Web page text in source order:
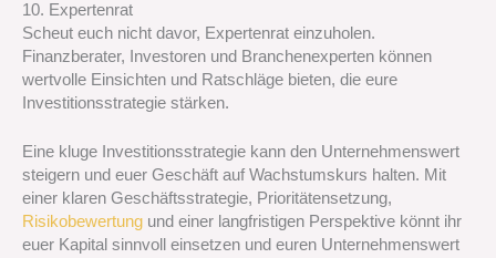
10. Expertenrat
Scheut euch nicht davor, Expertenrat einzuholen.
Finanzberater, Investoren und Branchenexperten können
wertvolle Einsichten und Ratschläge bieten, die eure
Investitionsstrategie stärken.
Eine kluge Investitionsstrategie kann den Unternehmenswert
steigern und euer Geschäft auf Wachstumskurs halten. Mit
einer klaren Geschäftsstrategie, Prioritätensetzung,
Risikobewertung und einer langfristigen Perspektive könnt ihr
euer Kapital sinnvoll einsetzen und euren Unternehmenswert